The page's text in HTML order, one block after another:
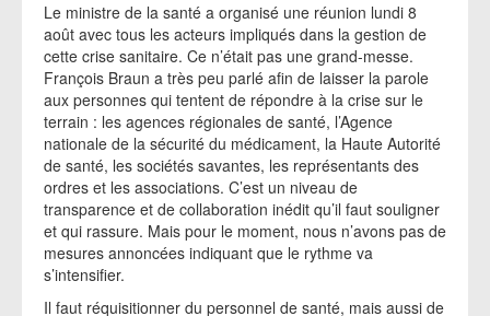
Le ministre de la santé a organisé une réunion lundi 8
août avec tous les acteurs impliqués dans la gestion de
cette crise sanitaire. Ce n’était pas une grand-messe.
François Braun a très peu parlé afin de laisser la parole
aux personnes qui tentent de répondre à la crise sur le
terrain : les agences régionales de santé, l’Agence
nationale de la sécurité du médicament, la Haute Autorité
de santé, les sociétés savantes, les représentants des
ordres et les associations. C’est un niveau de
transparence et de collaboration inédit qu’il faut souligner
et qui rassure. Mais pour le moment, nous n’avons pas de
mesures annoncées indiquant que le rythme va
s’intensifier.
Il faut réquisitionner du personnel de santé, mais aussi de